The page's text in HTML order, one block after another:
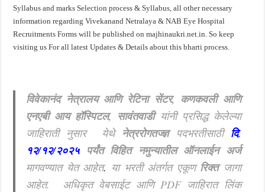
Syllabus and marks Selection process & Syllabus, all other necessary
information regarding Vivekanand Netralaya & NAB Eye Hospital
Recruitments Forms will be published on majhinaukri.net.in. So keep
visiting us For all latest Updates & Details about this bharti process.
विवेकानंद नेत्रालय आणि रेटिना सेंटर, कणकवली आणि
एनएबी आय हॉस्पिटल, सावंतवाडीयांनी प्रसिद्ध केलेल्या
जाहिराती नुसार
येथे नेत्ररोगतज्ज्ञ पदभरतीसाठीदि.
१२/१२/२०२५ पर्यंत विहित नमुन्यातील ऑनलाईन अर्ज
मागवण्यात येत आहेत. या भरती अंतर्गत एकूण रिक्तजागा
आहेत. अधिकृत वेबसाईट आणि PDF जाहिरात लिंक